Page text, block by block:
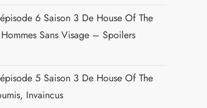
6 Saison 3 De House Of The
Sans Visage – Spoilers
5 Saison 3 De House Of The
Invaincus